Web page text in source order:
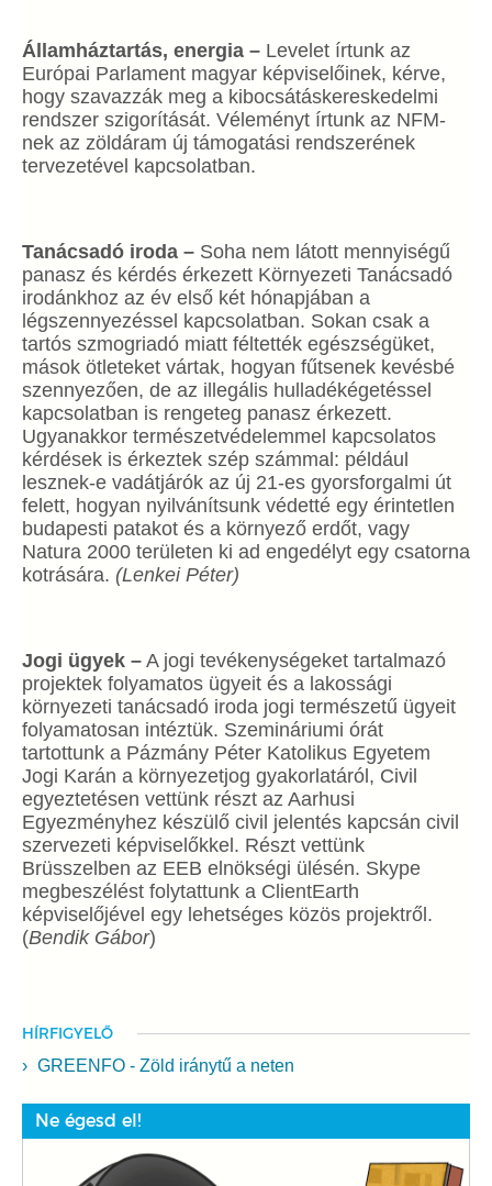
Államháztartás, energia – Levelet írtunk az
Európai Parlament magyar képviselőinek, kérve,
hogy szavazzák meg a kibocsátáskereskedelmi
rendszer szigorítását. Véleményt írtunk az NFM-
nek az zöldáram új támogatási rendszerének
tervezetével kapcsolatban.
Tanácsadó iroda – Soha nem látott mennyiségű
panasz és kérdés érkezett Környezeti Tanácsadó
irodánkhoz az év első két hónapjában a
légszennyezéssel kapcsolatban. Sokan csak a
tartós szmogriadó miatt féltették egészségüket,
mások ötleteket vártak, hogyan fűtsenek kevésbé
szennyezően, de az illegális hulladékégetéssel
kapcsolatban is rengeteg panasz érkezett.
Ugyanakkor természetvédelemmel kapcsolatos
kérdések is érkeztek szép számmal: például
lesznek-e vadátjárók az új 21-es gyorsforgalmi út
felett, hogyan nyilvánítsunk védetté egy érintetlen
budapesti patakot és a környező erdőt, vagy
Natura 2000 területen ki ad engedélyt egy csatorna
kotrására. (Lenkei Péter)
Jogi ügyek – A jogi tevékenységeket tartalmazó
projektek folyamatos ügyeit és a lakossági
környezeti tanácsadó iroda jogi természetű ügyeit
folyamatosan intéztük. Szemináriumi órát
tartottunk a Pázmány Péter Katolikus Egyetem
Jogi Karán a környezetjog gyakorlatáról, Civil
egyeztetésen vettünk részt az Aarhusi
Egyezményhez készülő civil jelentés kapcsán civil
szervezeti képviselőkkel. Részt vettünk
Brüsszelben az EEB elnökségi ülésén. Skype
megbeszélést folytattunk a ClientEarth
képviselőjével egy lehetséges közös projektről.
(Bendik Gábor)
HÍRFIGYELŐ
GREENFO - Zöld iránytű a neten
Ne égesd el!